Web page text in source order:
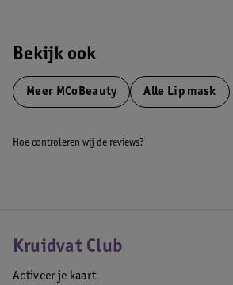
Bekijk ook
Meer MCoBeauty Alle Lip mask
Hoe controleren wij de reviews?
Kruidvat Club
Activeer je kaart